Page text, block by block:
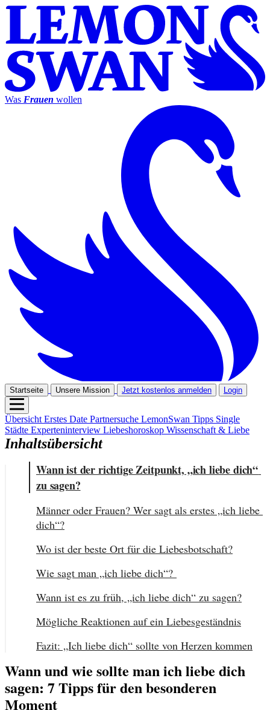
Was Frauen wollen
Startseite Unsere Mission Jetzt kostenlos anmelden Login
ÜbersichtErstes Date Partnersuche LemonSwan Tipps Single
Städte Experteninterview Liebeshoroskop Wissenschaft & Liebe
Inhaltsübersicht
Wann ist der richtige Zeitpunkt, „ich liebe dich“
zu sagen?
Männer oder Frauen? Wer sagt als erstes „ich liebe
dich“?
Wo ist der beste Ort für die Liebesbotschaft?
Wie sagt man „ich liebe dich“?
Wann ist es zu früh, „ich liebe dich“ zu sagen?
Mögliche Reaktionen auf ein Liebesgeständnis
Fazit: „Ich liebe dich“ sollte von Herzen kommen
Wann und wie sollte man ich liebe dich
sagen: 7 Tipps für den besonderen
Moment